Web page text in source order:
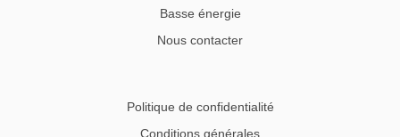
Basse énergie
Nous contacter
Politique de confidentialité
Conditions générales